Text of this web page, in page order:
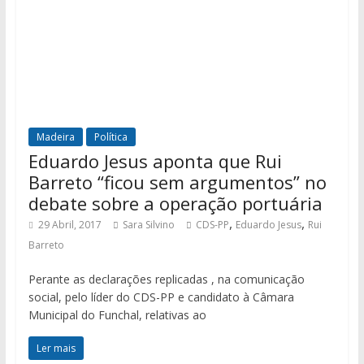
Madeira Política
Eduardo Jesus aponta que Rui
Barreto “ficou sem argumentos” no
debate sobre a operação portuária
29 Abril, 2017 Sara Silvino CDS-PP, Eduardo Jesus, Rui
Barreto
Perante as declarações replicadas , na comunicação
social, pelo líder do CDS-PP e candidato à Câmara
Municipal do Funchal, relativas ao
Ler mais